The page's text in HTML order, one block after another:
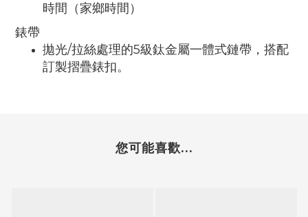
時間（家鄉時間）
錶帶
拋光/拉絲處理的5級鈦金屬一體式鏈帶，搭配
訂製摺疊錶扣。
您可能喜歡...